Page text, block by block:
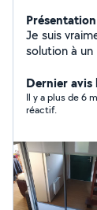
Présentation
Je suis
solution à
dire qu'ils
gratifiant.»
Dernier avis
Il y a plus de 6
réactif.